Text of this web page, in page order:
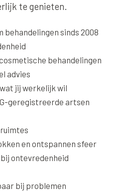
te genieten.
sinds 2008
behandelingen
advies
jij werkelijk wil
geregistreerde artsen
en ontspannen sfeer
ontevredenheid
bij problemen